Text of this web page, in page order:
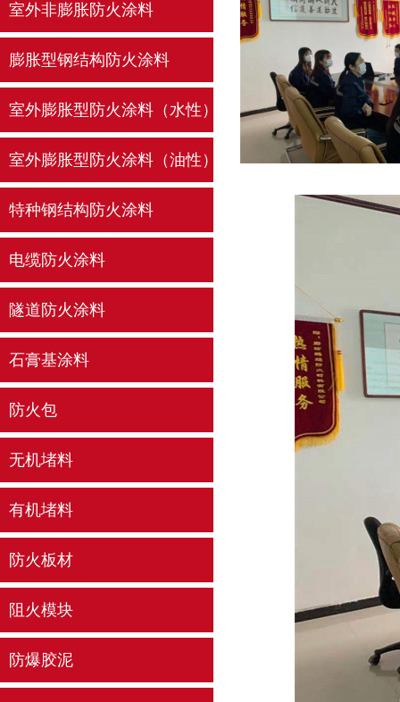
室外非膨胀防火涂料
膨胀型钢结构防火涂料
室外膨胀型防火涂料（水性）
室外膨胀型防火涂料（油性）
特种钢结构防火涂料
电缆防火涂料
隧道防火涂料
石膏基涂料
防火包
无机堵料
有机堵料
防火板材
阻火模块
防爆胶泥